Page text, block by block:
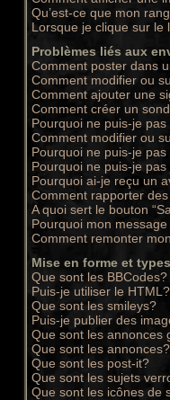
Qu’est-ce que mon
Lorsque je clique sur le
Problèmes liés aux
Comment poster dans
Comment modifier ou
Comment ajouter une
Comment créer un
Pourquoi ne puis-je
Comment modifier ou
Pourquoi ne puis-je
Pourquoi ne puis-je
Pourquoi ai-je reçu un
Comment rapporter
A quoi sert le bouton
Pourquoi mon
Comment remonter
Mise en forme et
Que sont les BBCodes?
Puis-je utiliser le HTML?
Que sont les smileys?
Puis-je publier des
Que sont les annonces
Que sont les annonces?
Que sont les post-it?
Que sont les sujets
Que sont les icônes de